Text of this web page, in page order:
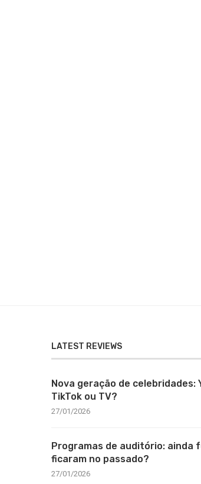
LATEST REVIEWS
Nova geração de celebridades:
TikTok ou TV?
27/01/2026
Programas de auditório: ainda
ficaram no passado?
27/01/2026